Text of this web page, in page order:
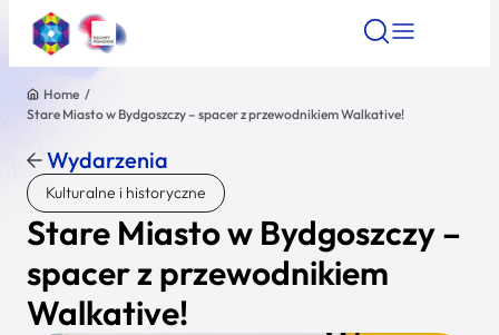
Znajdź atrakcję Znajdź artykuł Znajdź
Znajdź atrakcję
Nazwa atrakcji
Miasto
Kategoria
Home /
Stare Miasto w Bydgoszczy – spacer z przewodnikiem Walkative!
Wydarzenia
Kulturalne i historyczne
Stare Miasto w Bydgoszczy –
spacer z przewodnikiem
Walkative!